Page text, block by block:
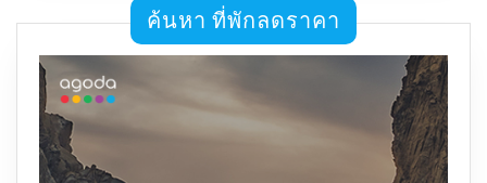
ค้นหา ที่พักลดราคา